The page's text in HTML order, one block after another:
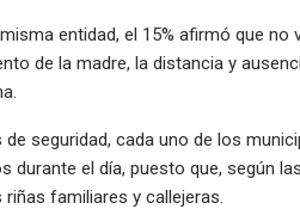
entidad, el 15% afirmó que
de la madre, la distancia y
de seguridad, cada uno de los
durante el día, puesto que, según
familiares y callejeras.